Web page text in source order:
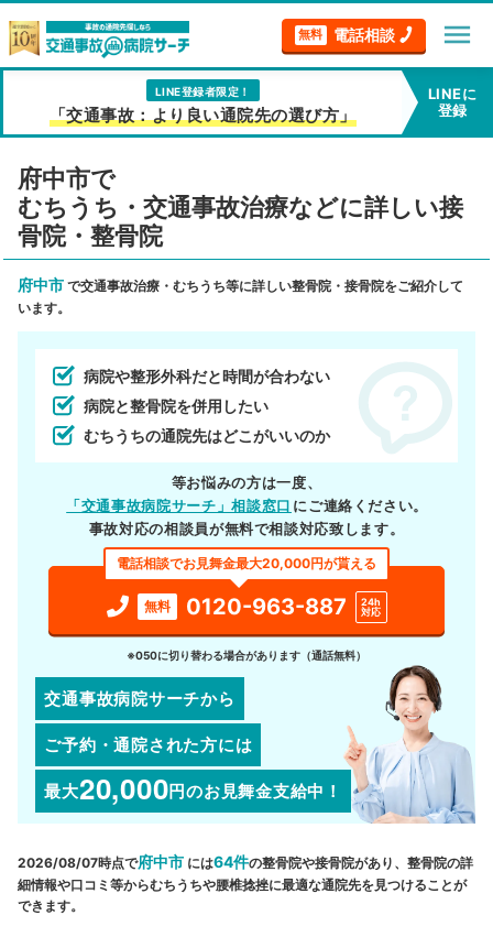
無料 電話相談 menu
LINE登録者限定！
「交通事故：より良い通院先の選び方」
LINEに
登録
府中市で
むちうち・交通事故治療などに詳しい接
骨院・整骨院
府中市 で交通事故治療・むちうち等に詳しい整骨院・接骨院をご紹介して
います。
病院や整形外科だと時間が合わない
病院と整骨院を併用したい
むちうちの通院先はどこがいいのか
等お悩みの方は一度、
「交通事故病院サーチ」相談窓口 にご連絡ください。
事故対応の相談員が無料で相談対応致します。
電話相談でお見舞金最大20,000円が貰える
無料 0120-963-887
24h
対応
※050に切り替わる場合があります（通話無料）
交通事故病院サーチから
ご予約・通院された方には
最大20,000円のお見舞金支給中！
2026/08/07時点で府中市 には64件の整骨院や接骨院があり、整骨院の詳
細情報や口コミ等からむちうちや腰椎捻挫に最適な通院先を見つけることが
できます。